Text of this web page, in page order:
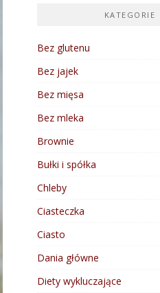
KATEGORIE
Bez glutenu
Bez jajek
Bez mięsa
Bez mleka
Brownie
Bułki i spółka
Chleby
Ciasteczka
Ciasto
Dania główne
Diety wykluczające